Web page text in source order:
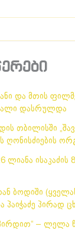
და მთის
დასრულდა
თბილისში
ღონისძიების
ლიანა
ბოდიში
პირად
– ლელა